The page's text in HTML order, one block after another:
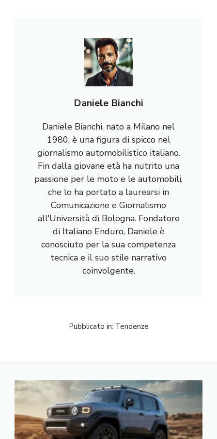
Daniele Bianchi
Daniele Bianchi, nato a Milano nel
1980, è una figura di spicco nel
giornalismo automobilistico italiano.
Fin dalla giovane età ha nutrito una
passione per le moto e le automobili,
che lo ha portato a laurearsi in
Comunicazione e Giornalismo
all'Università di Bologna. Fondatore
di Italiano Enduro, Daniele è
conosciuto per la sua competenza
tecnica e il suo stile narrativo
coinvolgente.
Pubblicato in: Tendenze